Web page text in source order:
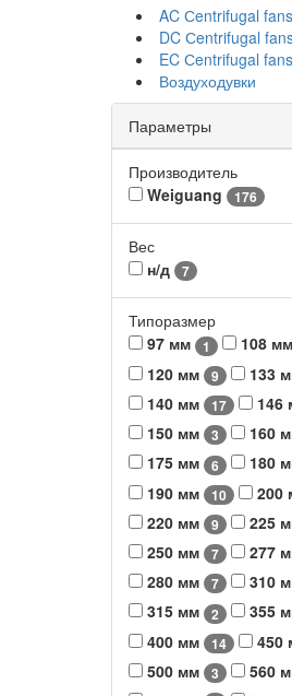
AC Сentrifugal fans
DC Сentrifugal
EC Сentrifugal fans
Воздуходувки
Параметры
Производитель
Weiguang
176
Вес
н/д
7
Типоразмер
97 мм
1 108 мм
120 мм 9 133
140 мм 17 146
150 мм 3 160
175 мм 6 180
190 мм 10 200
220 мм 9 225
250 мм 7 277
280 мм 7 310
315 мм 2 355
400 мм 14 450
500 мм 3 560